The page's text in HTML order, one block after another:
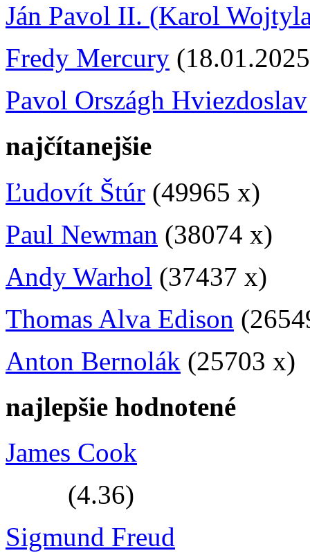
Ján Pavol II. (Karol
Fredy Mercury
Pavol Országh Hviezdoslav
najčítanejšie
Ľudovít Štúr (49965 x)
Paul Newman (38074 x)
Andy Warhol (37437 x)
Thomas Alva Edison
Anton Bernolák (25703 x)
najlepšie hodnotené
James Cook
(4.36)
Sigmund Freud